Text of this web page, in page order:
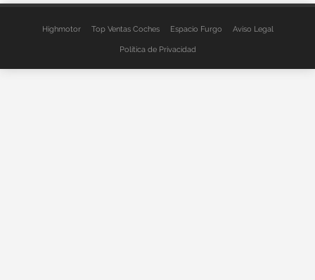
Highmotor Top Ventas Coches Espacio Furgo Aviso Legal
Política de Privacidad